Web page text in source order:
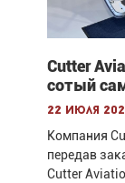
Cutter
сотый
22 июля
Компания
передав
Cutter